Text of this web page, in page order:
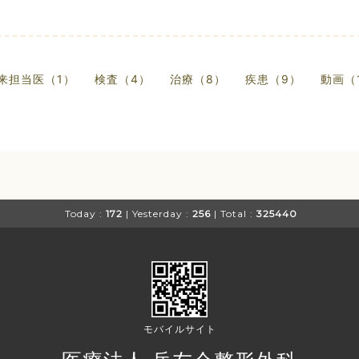
担当医（1） 検査（4） 治療（8） 疾患（9） 動画（
Today : 172 | Yesterday : 256 | Total : 325440
モバイルサイト